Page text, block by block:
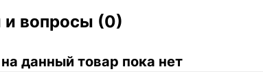
вопросы (0)
данный товар пока нет